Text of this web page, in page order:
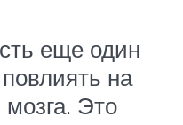
еще один
на
Это